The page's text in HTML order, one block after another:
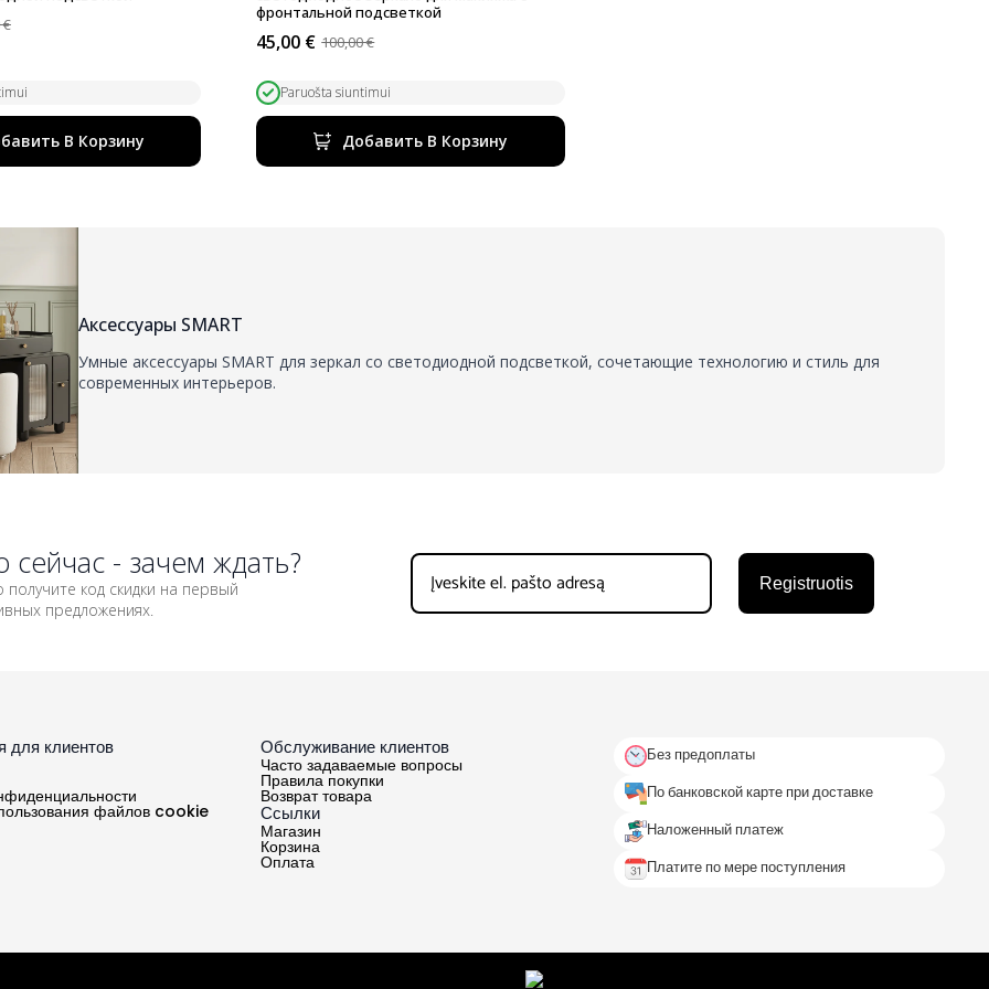
€
В Корзину
фронтальной подсветкой
100,00€
Первоначальная
была:
100,00 €.
45,00 €
Текущая
45,00 €.
Paruošta siuntimui
Добавить В Корзину
Аксессуары SMART
Умные аксессуары SMART для зеркал со светодиодной подсветкой, сочетающие технологию и стиль для
современных интерьеров.
сейчас - зачем ждать?
код скидки на первый
предложениях.
Registruotis
для клиентов
файлов cookie
Обслуживание клиентов
Часто задаваемые вопросы
Правила покупки
Возврат товара
Ссылки
Магазин
Корзина
Оплата
Без предоплаты
По банковской карте при доставке
Наложенный платеж
Платите по мере поступления